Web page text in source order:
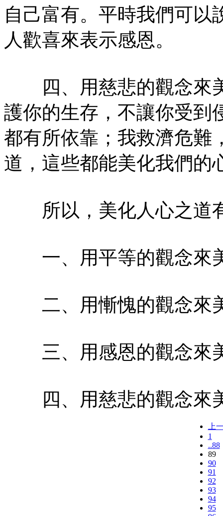
自己富有。平時我們可以
人歡喜來表示感恩。
四、用慈悲的觀念來
護你的生存，不讓你受到
都有所依靠；我救濟危難
道，這些都能美化我們的
所以，美化人心之道
一、用平等的觀念來
二、用慚愧的觀念來
三、用感恩的觀念來
四、用慈悲的觀念來
上
1
..88
89
90
91
92
93
94
95